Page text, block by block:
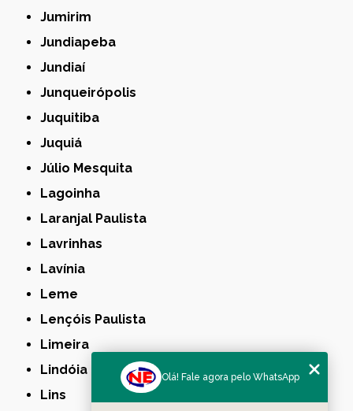
Jumirim
Jundiapeba
Jundiaí
Junqueirópolis
Juquitiba
Juquiá
Júlio Mesquita
Lagoinha
Laranjal Paulista
Lavrinhas
Lavínia
Leme
Lençóis Paulista
Limeira
Lindóia
Lins
Olá! Fale agora pelo WhatsApp